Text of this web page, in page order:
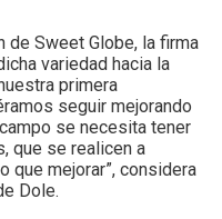
de Sweet Globe, la firma
variedad hacia la
primera
seguir mejorando
se necesita tener
que se realicen a
que mejorar”, considera
Dole.